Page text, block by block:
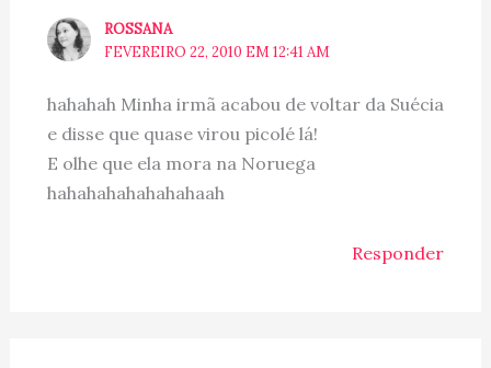
ROSSANA
FEVEREIRO 22, 2010 EM 12:41 AM
hahahah Minha irmã acabou de voltar da Suécia
e disse que quase virou picolé lá!
E olhe que ela mora na Noruega
hahahahahahahahaah
Responder